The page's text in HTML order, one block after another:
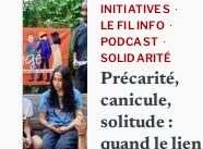
INITIATIVES
LE FIL INFO
PODCAST
SOLIDARITÉ
Précarité,
canicule,
solitude :
quand le lien